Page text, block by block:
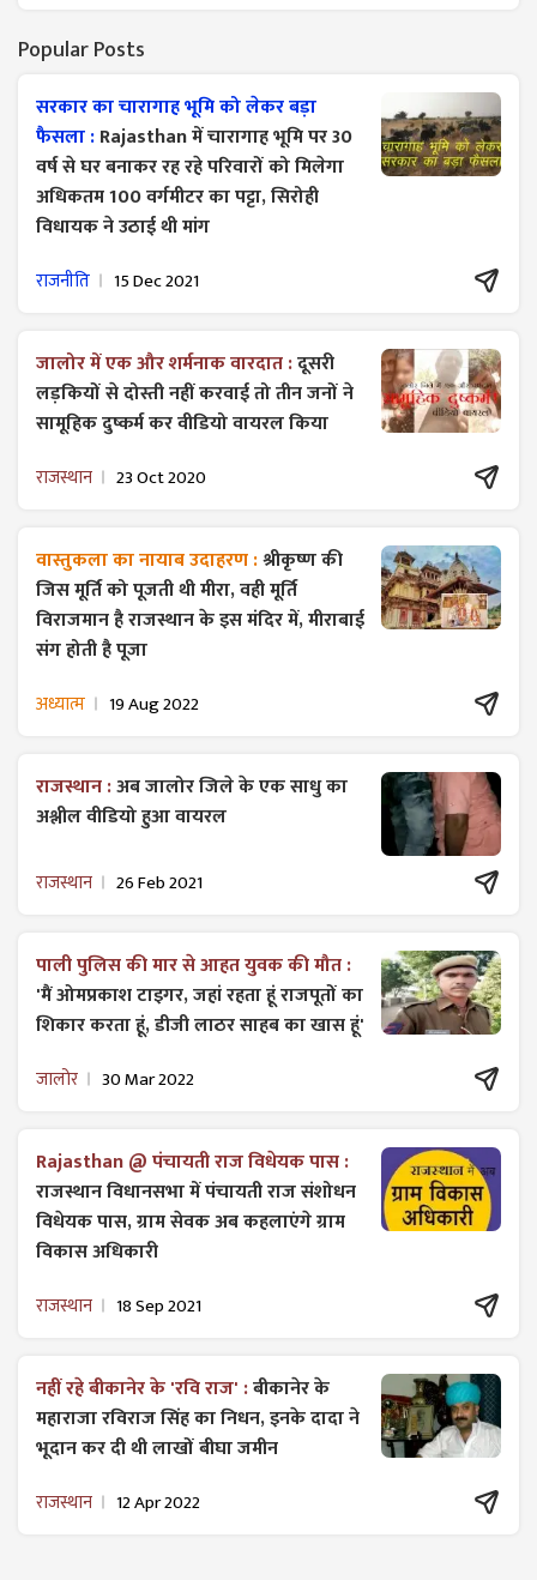
Popular Posts
सरकार का चारागाह भूमि को लेकर बड़ा
फैसला :Rajasthan में चारागाह भूमि पर 30
वर्ष से घर बनाकर रह रहे परिवारों को मिलेगा
अधिकतम 100 वर्गमीटर का पट्टा, सिरोही
विधायक ने उठाई थी मांग
राजनीति 15 Dec 2021
जालोर में एक और शर्मनाक वारदात :दूसरी
लड़कियों से दोस्ती नहीं करवाई तो तीन जनों ने
सामूहिक दुष्कर्म कर वीडियो वायरल किया
राजस्थान 23 Oct 2020
वास्तुकला का नायाब उदाहरण :श्रीकृष्ण की
जिस मूर्ति को पूजती थी मीरा, वही मूर्ति
विराजमान है राजस्थान के इस मंदिर में, मीराबाई
संग होती है पूजा
अध्यात्म 19 Aug 2022
राजस्थान :अब जालोर जिले के एक साधु का
अश्लील वीडियो हुआ वायरल
राजस्थान 26 Feb 2021
पाली पुलिस की मार से आहत युवक की मौत :
'मैं ओमप्रकाश टाइगर, जहां रहता हूं राजपूतों का
शिकार करता हूं, डीजी लाठर साहब का खास हूं'
जालोर 30 Mar 2022
Rajasthan @ पंचायती राज विधेयक पास :
राजस्थान विधानसभा में पंचायती राज ​संशोधन
विधेयक पास, ग्राम सेवक अब कहलाएंगे ग्राम
विकास अधिकारी
राजस्थान 18 Sep 2021
नहीं रहे बीकानेर के 'रवि राज' :बीकानेर के
महाराजा रविराज सिंह का निधन, इनके दादा ने
भूदान कर दी थी लाखों बीघा जमीन
राजस्थान 12 Apr 2022